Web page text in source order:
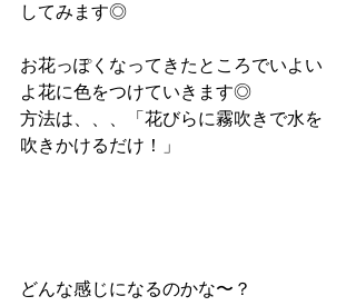
してみます◎
お花っぽくなってきたところでいよい
よ花に色をつけていきます◎
方法は、、、「花びらに霧吹きで水を
吹きかけるだけ！」
どんな感じになるのかな〜？